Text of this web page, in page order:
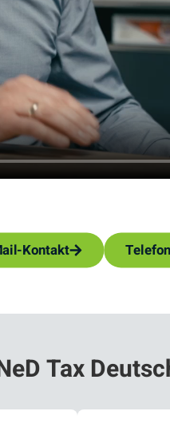
Kontakt
Tax